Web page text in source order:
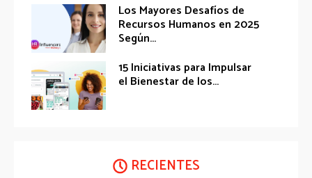
Los Mayores Desafíos de
Recursos Humanos en 2025
Según...
15 Iniciativas para Impulsar
el Bienestar de los...
RECIENTES